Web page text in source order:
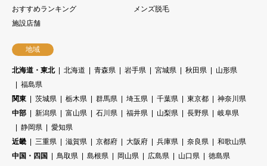
おすすめランキング
メンズ脱毛
施設店舗
地域
北海道・東北 北海道 青森県 岩手県 宮城県 秋田県
山形県
福島県
関東
茨城県 栃木県 群馬県 埼玉県 千葉県 東京都
神奈川県
中部
新潟県 富山県 石川県 福井県 山梨県 長野県
岐阜県
静岡県
愛知県
近畿
三重県 滋賀県 京都府 大阪府 兵庫県 奈良県
和歌山県
中国・四国
鳥取県 島根県 岡山県 広島県 山口県 徳島県